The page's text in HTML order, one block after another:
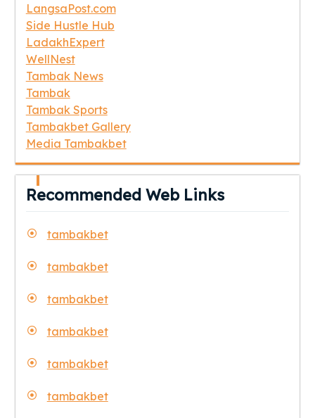
LangsaPost.com
Side Hustle Hub
LadakhExpert
WellNest
Tambak News
Tambak
Tambak Sports
Tambakbet Gallery
Media Tambakbet
Recommended Web Links
tambakbet
tambakbet
tambakbet
tambakbet
tambakbet
tambakbet